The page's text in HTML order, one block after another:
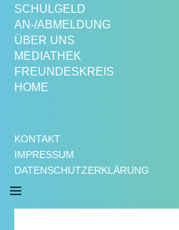
SCHULGELD
AN-/ABMELDUNG
ÜBER UNS
MEDIATHEK
FREUNDESKREIS
HOME
KONTAKT
IMPRESSUM
DATENSCHUTZERKLÄRUNG